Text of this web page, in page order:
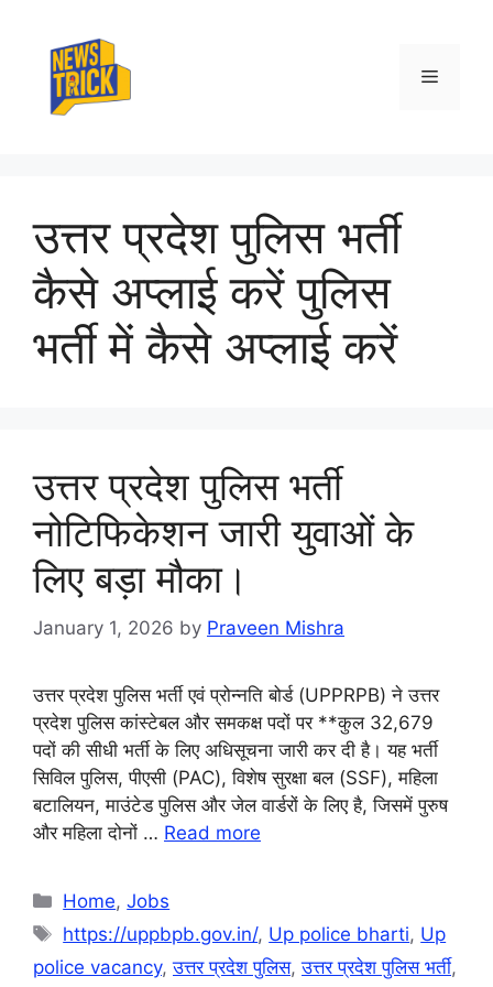
content
Menu
उत्तर प्रदेश पुलिस भर्ती
कैसे अप्लाई करें पुलिस
भर्ती में कैसे अप्लाई करें
उत्तर प्रदेश पुलिस भर्ती
नोटिफिकेशन जारी युवाओं के
लिए बड़ा मौका।
January 1, 2026 by Praveen Mishra
उत्तर प्रदेश पुलिस भर्ती एवं प्रोन्नति बोर्ड (UPPRPB) ने उत्तर
प्रदेश पुलिस कांस्टेबल और समकक्ष पदों पर **कुल 32,679
पदों की सीधी भर्ती के लिए अधिसूचना जारी कर दी है। यह भर्ती
सिविल पुलिस, पीएसी (PAC), विशेष सुरक्षा बल (SSF), महिला
बटालियन, माउंटेड पुलिस और जेल वार्डरों के लिए है, जिसमें पुरुष
और महिला दोनों … Read more
Categories
Home,Jobs
Tags
https://uppbpb.gov.in/, Up police bharti, Up
police vacancy,उत्तर प्रदेश पुलिस,उत्तर प्रदेश पुलिस भर्ती,